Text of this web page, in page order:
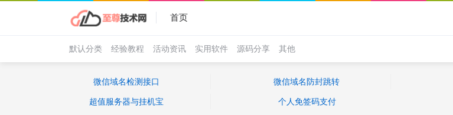
首页
默认分类 经验教程 活动资讯 实用软件 源码分享 其他
微信域名检测接口 微信域名防封跳转
超值服务器与挂机宝 个人免签码支付